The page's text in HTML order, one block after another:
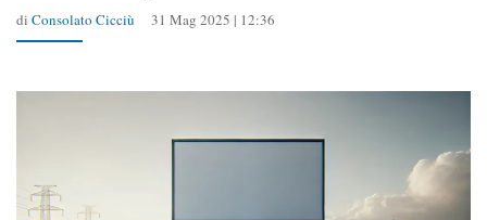
di Consolato Cicciù 31 Mag 2025 | 12:36